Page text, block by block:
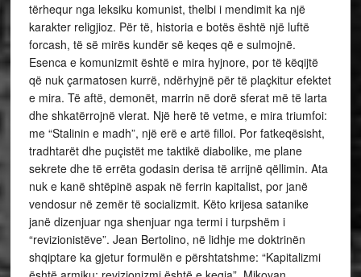
tërhequr nga leksiku komunist, thelbi i mendimit ka një
karakter religjioz. Për të, historia e botës është një luftë
forcash, të së mirës kundër së keqes që e sulmojnë.
Esenca e komunizmit është e mira hyjnore, por të këqijtë
që nuk çarmatosen kurrë, ndërhyjnë për të plaçkitur efektet
e mira. Të aftë, demonët, marrin në dorë sferat më të larta
dhe shkatërrojnë vlerat. Një herë të vetme, e mira triumfoi:
me “Stalinin e madh”, një erë e artë filloi. Por fatkeqësisht,
tradhtarët dhe puçistët me taktikë diabolike, me plane
sekrete dhe të errëta godasin derisa të arrijnë qëllimin. Ata
nuk e kanë shtëpinë aspak në ferrin kapitalist, por janë
vendosur në zemër të socializmit. Këto krijesa satanike
janë dizenjuar nga shenjuar nga termi i turpshëm i
“revizionistëve”. Jean Bertolino, në lidhje me doktrinën
shqiptare ka gjetur formulën e përshtatshme: “Kapitalizmi